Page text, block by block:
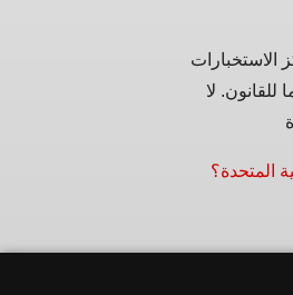
المتحدة الفوركس' المسرودة في لدينا أعلى 5 واحتراما للقانون. لا
المتحدة؟